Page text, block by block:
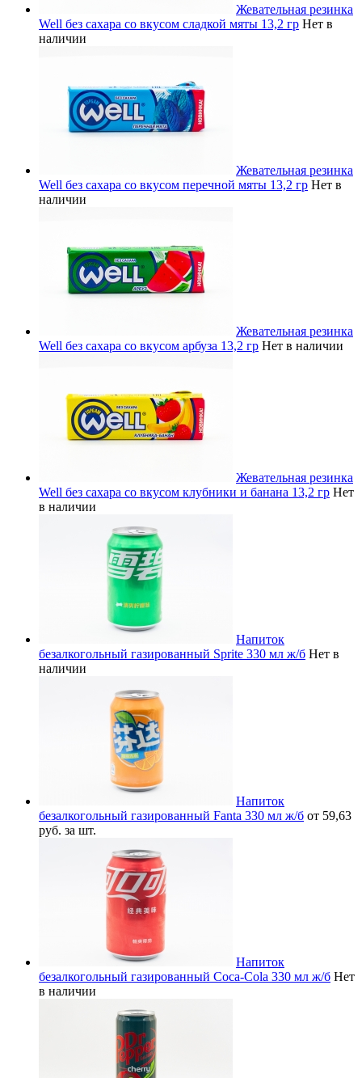
Жевательная резинка
Well без сахара со вкусом сладкой мяты 13,2 гр Нет в
наличии
Жевательная резинка
Well без сахара со вкусом перечной мяты 13,2 гр Нет в
наличии
Жевательная резинка
Well без сахара со вкусом арбуза 13,2 гр Нет в наличии
Жевательная резинка
Well без сахара со вкусом клубники и банана 13,2 гр Нет
в наличии
Напиток
безалкогольный газированный Sprite 330 мл ж/б Нет в
наличии
Напиток
безалкогольный газированный Fanta 330 мл ж/б от 59,63
руб. за шт.
Напиток
безалкогольный газированный Coca-Cola 330 мл ж/б Нет
в наличии